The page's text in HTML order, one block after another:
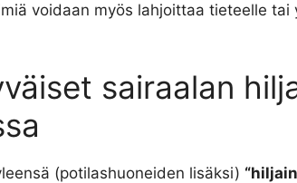
voidaan myös lahjoittaa tieteelle tai
sairaalan
(potilashuoneiden lisäksi)